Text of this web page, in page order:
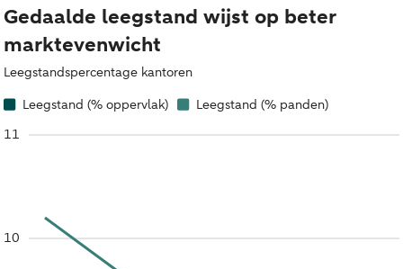
Gedaalde leegstand wijst op beter
marktevenwicht
Leegstandspercentage kantoren
Leegstand (% oppervlak) Leegstand (% panden)
10
11